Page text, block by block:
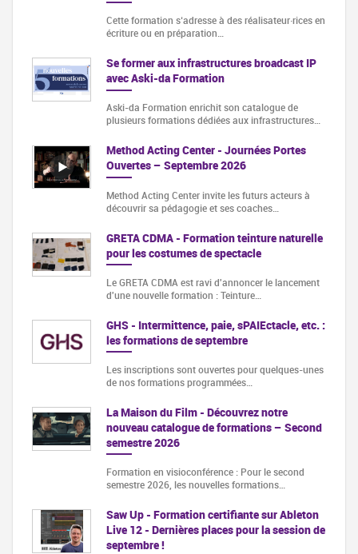
Cette formation s‘adresse à des réalisateur·rices en
écriture ou en préparation…
Se former aux infrastructures broadcast IP
avec Aski-da Formation
Aski-da Formation enrichit son catalogue de
plusieurs formations dédiées aux infrastructures…
Method Acting Center - Journées Portes
Ouvertes – Septembre 2026
Method Acting Center invite les futurs acteurs à
découvrir sa pédagogie et ses coaches…
GRETA CDMA - Formation teinture naturelle
pour les costumes de spectacle
Le GRETA CDMA est ravi d'annoncer le lancement
d'une nouvelle formation : Teinture…
GHS - Intermittence, paie, sPAIEctacle, etc. :
les formations de septembre
Les inscriptions sont ouvertes pour quelques-unes
de nos formations programmées…
La Maison du Film - Découvrez notre
nouveau catalogue de formations – Second
semestre 2026
Formation en visioconférence : Pour le second
semestre 2026, les nouvelles formations…
Saw Up - Formation certifiante sur Ableton
Live 12 - Dernières places pour la session de
septembre !